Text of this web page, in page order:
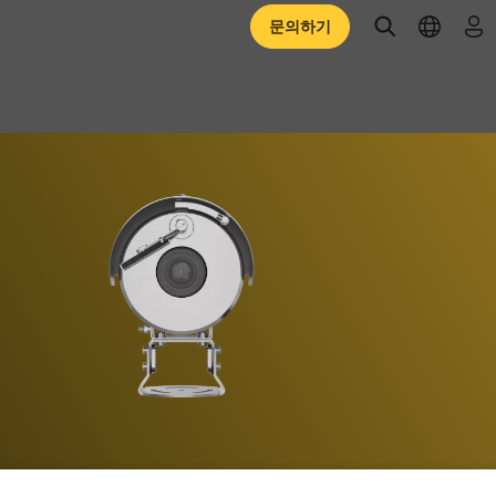
문의하기 openopen로